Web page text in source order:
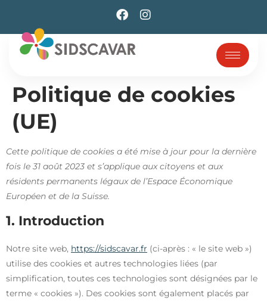
Politique de cookies
(UE)
Cette politique de cookies a été mise à jour pour la dernière
fois le 31 août 2023 et s’applique aux citoyens et aux
résidents permanents légaux de l’Espace Économique
Européen et de la Suisse.
1. Introduction
Notre site web, https://sidscavar.fr (ci-après : « le site web »)
utilise des cookies et autres technologies liées (par
simplification, toutes ces technologies sont désignées par le
terme « cookies »). Des cookies sont également placés par